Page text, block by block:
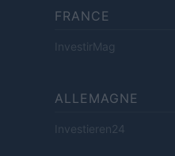
FRANCE
InvestirMag
ALLEMAGNE
Investieren24